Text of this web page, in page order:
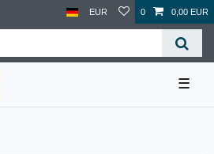
EUR 0 0,00 EUR
☰